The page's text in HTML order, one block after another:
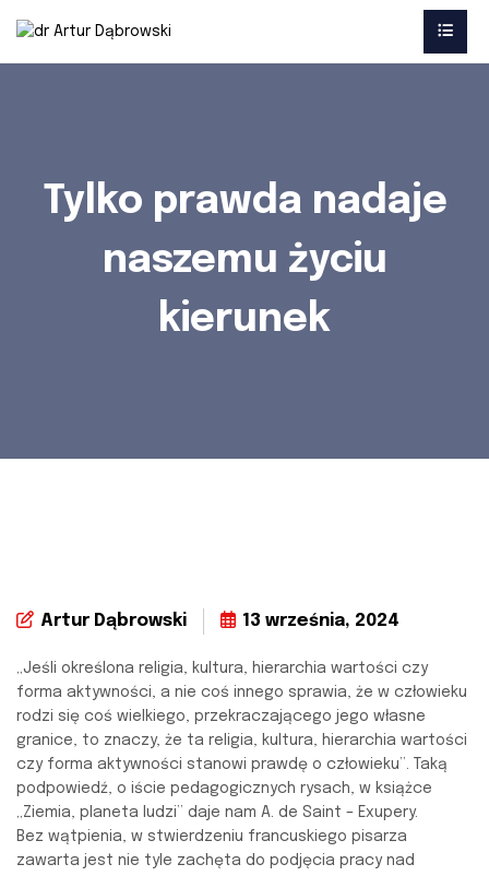
Tylko prawda nadaje
naszemu życiu
kierunek
Artur Dąbrowski 13 września, 2024
„Jeśli określona religia, kultura, hierarchia wartości czy
forma aktywności, a nie coś innego sprawia, że w człowieku
rodzi się coś wielkiego, przekraczającego jego własne
granice, to znaczy, że ta religia, kultura, hierarchia wartości
czy forma aktywności stanowi prawdę o człowieku”. Taką
podpowiedź, o iście pedagogicznych rysach, w książce
„Ziemia, planeta ludzi” daje nam A. de Saint – Exupery.
Bez wątpienia, w stwierdzeniu francuskiego pisarza
zawarta jest nie tyle zachęta do podjęcia pracy nad